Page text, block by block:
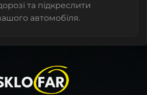
та підкреслити
автомобіля.